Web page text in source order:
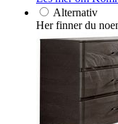
Alternativ
Her finner du